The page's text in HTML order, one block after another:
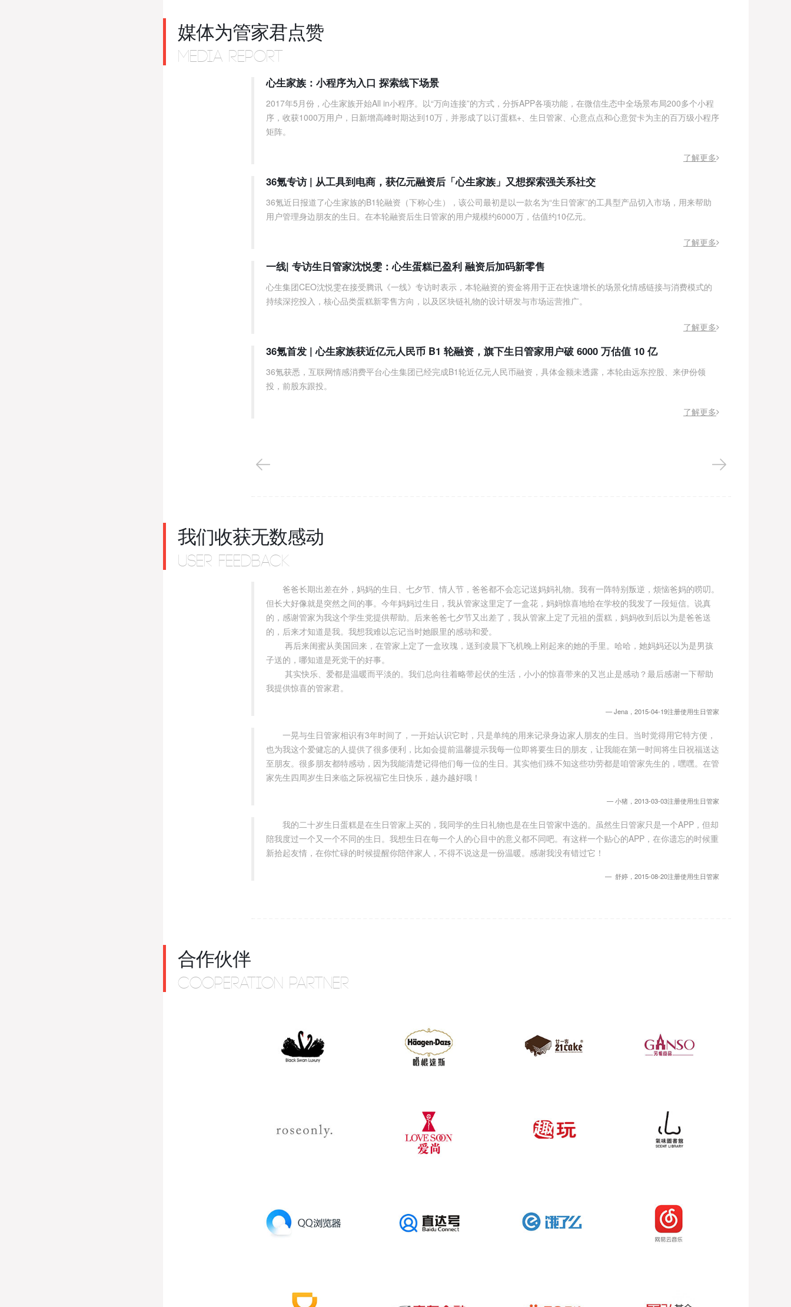
媒体为管家君点赞
MEDIA REPORT
心生家族：小程序为入口 探索线下场景
2017年5月份，心生家族开始All in小程序。以“万向连接”的方式，分拆APP各项功能，在微信生态中全场景布局200多个小程
序，收获1000万用户，日新增高峰时期达到10万，并形成了以订蛋糕+、生日管家、心意点点和心意贺卡为主的百万级小程序
矩阵。
了解更多
36氪专访 | 从工具到电商，获亿元融资后「心生家族」又想探索强关系社交
36氪近日报道了心生家族的B1轮融资（下称心生），该公司最初是以一款名为“生日管家”的工具型产品切入市场，用来帮助
用户管理身边朋友的生日。在本轮融资后生日管家的用户规模约6000万，估值约10亿元。
了解更多
一线| 专访生日管家沈悦雯：心生蛋糕已盈利 融资后加码新零售
心生集团CEO沈悦雯在接受腾讯《一线》专访时表示，本轮融资的资金将用于正在快速增长的场景化情感链接与消费模式的
持续深挖投入，核心品类蛋糕新零售方向，以及区块链礼物的设计研发与市场运营推广。
了解更多
36氪首发 | 心生家族获近亿元人民币 B1 轮融资，旗下生日管家用户破 6000 万估值 10 亿
36氪获悉，互联网情感消费平台心生集团已经完成B1轮近亿元人民币融资，具体金额未透露，本轮由远东控股、来伊份领
投，前股东跟投。
了解更多
我们收获无数感动
USER FEEDBACK
爸爸长期出差在外，妈妈的生日、七夕节、情人节，爸爸都不会忘记送妈妈礼物。我有一阵特别叛逆，烦恼爸妈的唠叨。
但长大好像就是突然之间的事。今年妈妈过生日，我从管家这里定了一盒花，妈妈惊喜地给在学校的我发了一段短信。说真
的，感谢管家为我这个学生党提供帮助。后来爸爸七夕节又出差了，我从管家上定了元祖的蛋糕，妈妈收到后以为是爸爸送
的，后来才知道是我。我想我难以忘记当时她眼里的感动和爱。
再后来闺蜜从美国回来，在管家上定了一盒玫瑰，送到凌晨下飞机晚上刚起来的她的手里。哈哈，她妈妈还以为是男孩
子送的，哪知道是死党干的好事。
其实快乐、爱都是温暖而平淡的。我们总向往着略带起伏的生活，小小的惊喜带来的又岂止是感动？最后感谢一下帮助
我提供惊喜的管家君。
Jena，2015-04-19注册使用生日管家
一晃与生日管家相识有3年时间了，一开始认识它时，只是单纯的用来记录身边家人朋友的生日。当时觉得用它特方便，
也为我这个爱健忘的人提供了很多便利，比如会提前温馨提示我每一位即将要生日的朋友，让我能在第一时间将生日祝福送达
至朋友。很多朋友都特感动，因为我能清楚记得他们每一位的生日。其实他们殊不知这些功劳都是咱管家先生的，嘿嘿。在管
家先生四周岁生日来临之际祝福它生日快乐，越办越好哦！
小猪，2013-03-03注册使用生日管家
我的二十岁生日蛋糕是在生日管家上买的，我同学的生日礼物也是在生日管家中选的。虽然生日管家只是一个APP，但却
陪我度过一个又一个不同的生日。我想生日在每一个人的心目中的意义都不同吧。有这样一个贴心的APP，在你遗忘的时候重
新拾起友情，在你忙碌的时候提醒你陪伴家人，不得不说这是一份温暖。感谢我没有错过它！
舒婷，2015-08-20注册使用生日管家
合作伙伴
COOPERATION PARTNER